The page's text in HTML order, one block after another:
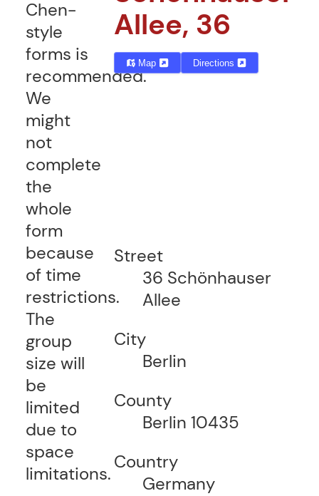
Chen-
style
forms is
recommended.
We
might
not
complete
the
whole
form
because
of time
restrictions.
The
group
size will
be
limited
due to
space
limitations.
Allee, 36
Map Directions
Street
36 Schönhauser
Allee
City
Berlin
County
Berlin 10435
Country
Germany